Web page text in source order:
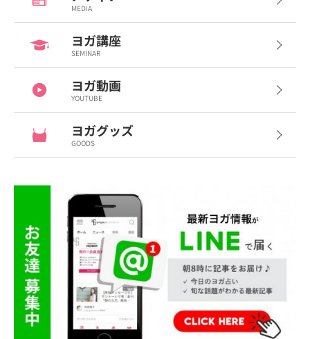
MEDIA
ヨガ講座
SEMINAR
ヨガ動画
YOUTUBE
ヨガグッズ
GOODS